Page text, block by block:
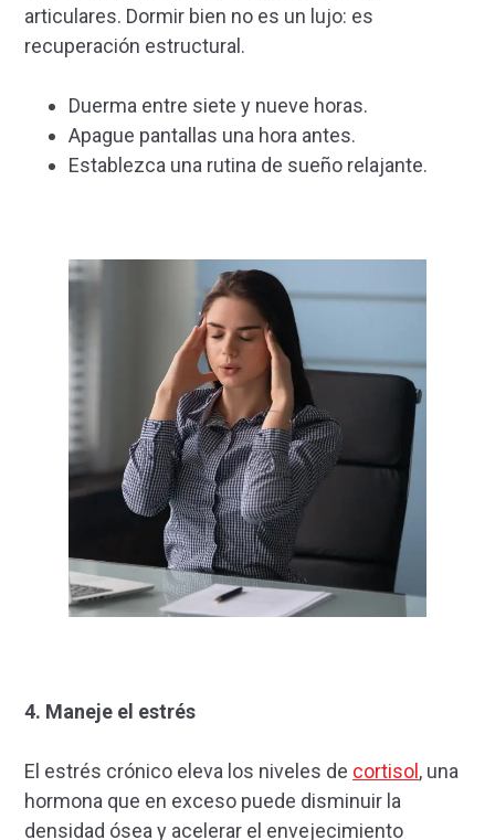
articulares. Dormir bien no es un lujo: es
recuperación estructural.
Duerma entre siete y nueve horas.
Apague pantallas una hora antes.
Establezca una rutina de sueño relajante.
4. Maneje el estrés
El estrés crónico eleva los niveles de cortisol , una
hormona que en exceso puede disminuir la
densidad ósea y acelerar el envejecimiento